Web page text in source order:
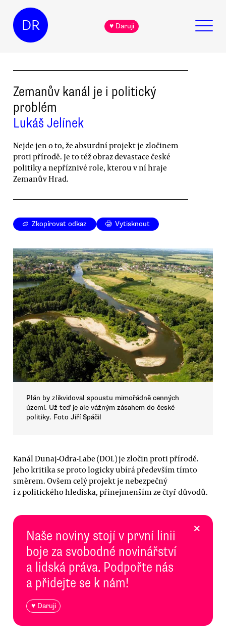
DR ♥ Daruji
Zemanův kanál je i politický
problém
Lukáš Jelínek
Nejde jen o to, že absurdní projekt je zločinem
proti přírodě. Je to též obraz devastace české
politiky a nepříznivé role, kterou v ní hraje
Zemanův Hrad.
Zkopírovat odkaz Vytisknout
Plán by zlikvidoval spoustu mimořádně cenných
území. Už teď je ale vážným zásahem do české
politiky. Foto Jiří Spáčil
Kanál Dunaj-Odra-Labe (DOL) je zločin proti přírodě.
Jeho kritika se proto logicky ubírá především tímto
směrem. Ovšem celý projekt je nebezpečný
i z politického hlediska, přinejmenším ze čtyř důvodů.
Naše noviny stojí v první linii
boje za svobodné novinářství
a lidská práva. Podpořte nás
a přidejte se k nám!
♥ Daruji
×